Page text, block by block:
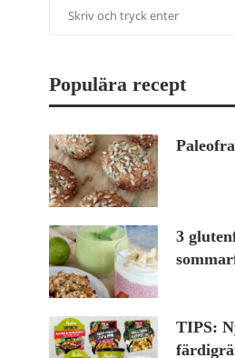
Populära recept
3
TIPS: